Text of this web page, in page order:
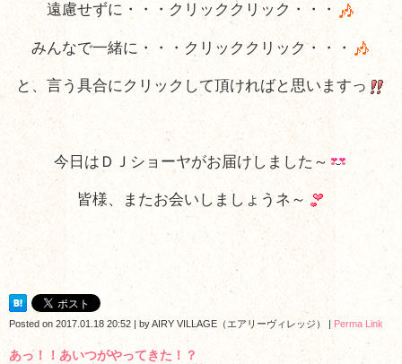
遠慮せずに・・・クリッククリック・・・
みんなで一緒に・・・クリッククリック・・・
と、言う具合にクリックして頂ければと思いますっ
今日はＤＪショーヤがお届けしました～
皆様、またお会いしましょうネ～
Posted on 2017.01.18 20:52 byAIRY VILLAGE（エアリーヴィレッジ） Perma Link
あっ！！あいつがやってきた！？